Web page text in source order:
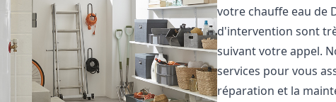
votre chauffe eau de
d'intervention sont
suivant votre appel.
services pour vous
réparation et la